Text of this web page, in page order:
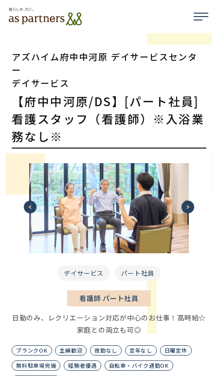
アズハイム府中中河原 デイサービスセンタ
ー
デイサービス
【府中中河原/DS】[パート社員]
看護スタッフ（看護師）※入浴業
務なし※
デイサービス パート社員
看護師 パート社員
日勤のみ、レクリエーション対応が中心のお仕事！高時給☆
家庭との両立も可◎
ブランクOK 主婦歓迎 夜勤なし 定年なし
日曜定休
無料駐車場完備
経験者優遇
自転車・バイク通勤OK